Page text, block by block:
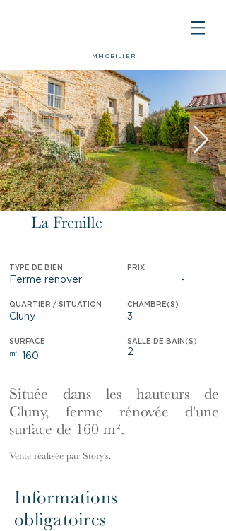
IMMOBILIER
La Frenille
TYPE DE BIEN PRIX
Ferme rénover -
QUARTIER / SITUATION CHAMBRE(S)
Cluny 3
SURFACE SALLE DE BAIN(S)
㎡ 160 2
Située dans les hauteurs de
Cluny, ferme rénovée d'une
surface de 160 m².
Vente réalisée par Story's.
Informations
obligatoires